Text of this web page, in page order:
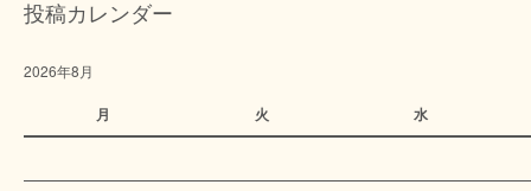
投稿カレンダー
2026年8月
月 火 水